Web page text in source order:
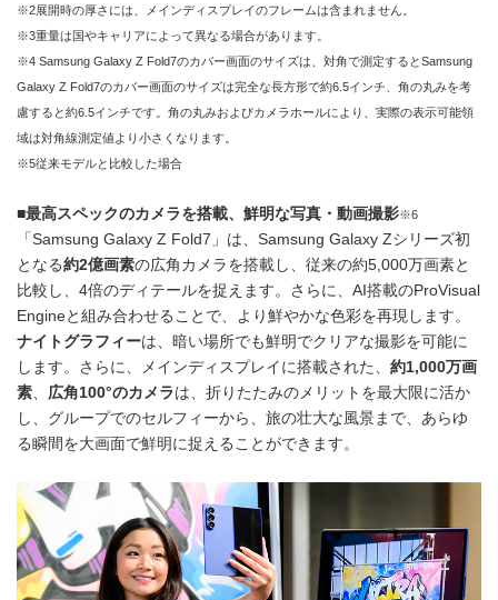
※2展開時の厚さには、メインディスプレイのフレームは含まれません。
※3重量は国やキャリアによって異なる場合があります。
※4 Samsung Galaxy Z Fold7のカバー画面のサイズは、対角で測定するとSamsung
Galaxy Z Fold7のカバー画面のサイズは完全な長方形で約6.5インチ、角の丸みを考
慮すると約6.5インチです。角の丸みおよびカメラホールにより、実際の表示可能領
域は対角線測定値より小さくなります。
※5従来モデルと比較した場合
■最高スペックのカメラを搭載、鮮明な写真・動画撮影※6
「Samsung Galaxy Z Fold7」は、Samsung Galaxy Zシリーズ初
となる約2億画素の広角カメラを搭載し、従来の約5,000万画素と
比較し、4倍のディテールを捉えます。さらに、AI搭載のProVisual
Engineと組み合わせることで、より鮮やかな色彩を再現します。
ナイトグラフィーは、暗い場所でも鮮明でクリアな撮影を可能に
します。さらに、メインディスプレイに搭載された、 約1,000万画
素
広角100°のカメラ は、折りたたみのメリットを最大限に活か
し、グループでのセルフィーから、旅の壮大な風景まで、あらゆ
る瞬間を大画面で鮮明に捉えることができます。